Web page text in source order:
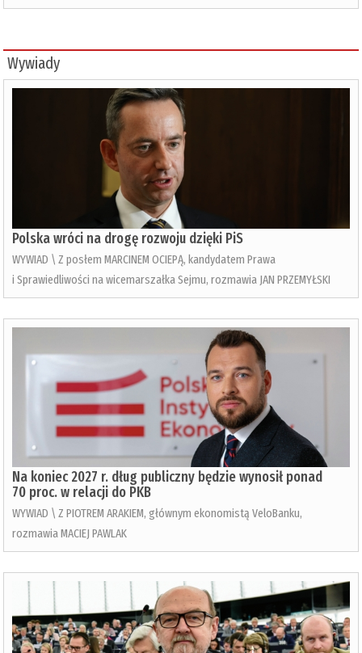
Wywiady
Polska wróci na drogę rozwoju dzięki PiS
WYWIAD \ Z posłem MARCINEM OCIEPĄ, kandydatem Prawa
i Sprawiedliwości na wicemarszałka Sejmu, rozmawia JAN PRZEMYŁSKI
Na koniec 2027 r. dług publiczny będzie wynosił ponad
70 proc. w relacji do PKB
WYWIAD \ Z PIOTREM ARAKIEM, głównym ekonomistą VeloBanku,
rozmawia MACIEJ PAWLAK